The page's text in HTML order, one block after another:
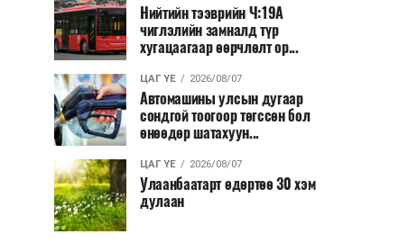
Нийтийн тээврийн Ч:19А
чиглэлийн замналд түр
хугацаагаар өөрчлөлт ор...
ЦАГ ҮЕ 2026/08/07
Автомашины улсын дугаар
сондгой тоогоор төгссөн бол
өнөөдөр шатахуун...
ЦАГ ҮЕ 2026/08/07
Улаанбаатарт өдөртөө 30 хэм
дулаан